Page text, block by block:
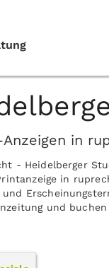
in
- Heidelberger
in
und